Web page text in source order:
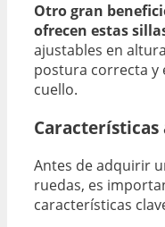
Otro gran
ofrecen estas
ajustables en
postura correcta y
cuello.
Características
Antes de adquirir
ruedas, es
características